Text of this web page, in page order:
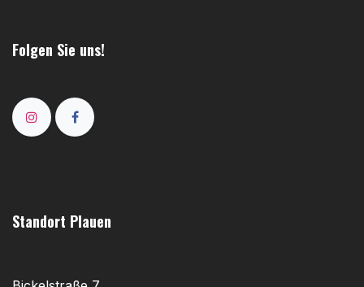
Folgen Sie uns!
Standort Plauen